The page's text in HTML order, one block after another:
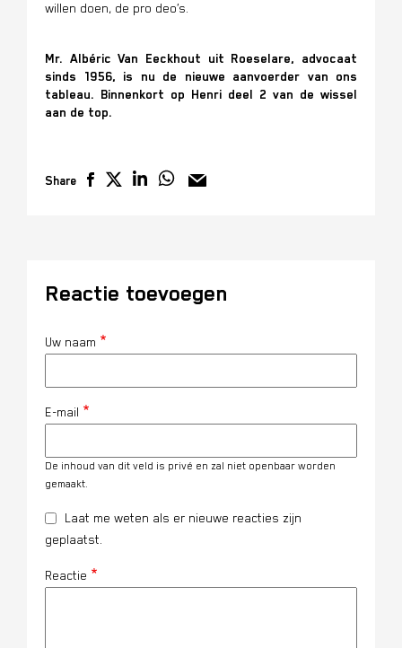
willen doen, de pro deo’s.
Mr. Albéric Van Eeckhout uit Roeselare, advocaat
sinds 1956, is nu de nieuwe aanvoerder van ons
tableau. Binnenkort op Henri deel 2 van de wissel
aan de top.
Share
Reactie toevoegen
Uw naam
E-mail
De inhoud van dit veld is privé en zal niet openbaar worden
gemaakt.
Laat me weten als er nieuwe reacties zijn
geplaatst.
Reactie